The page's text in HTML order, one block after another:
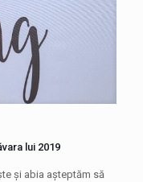
lui 2019
și abia așteptăm să